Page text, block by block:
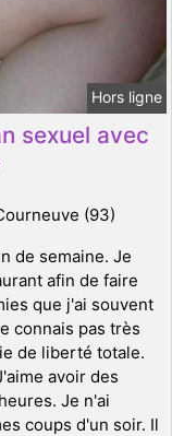
Hors ligne
sexuel avec
(93)
de semaine. Je
afin de faire
que j'ai souvent
connais pas très
de liberté totale.
avoir des
Je n'ai
coups d'un soir. Il